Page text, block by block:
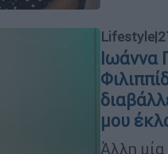
Lifestyle|
Ιωάννα
μου
Άλλη